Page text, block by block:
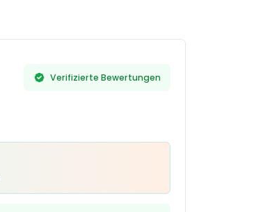
Verifizierte Bewertungen